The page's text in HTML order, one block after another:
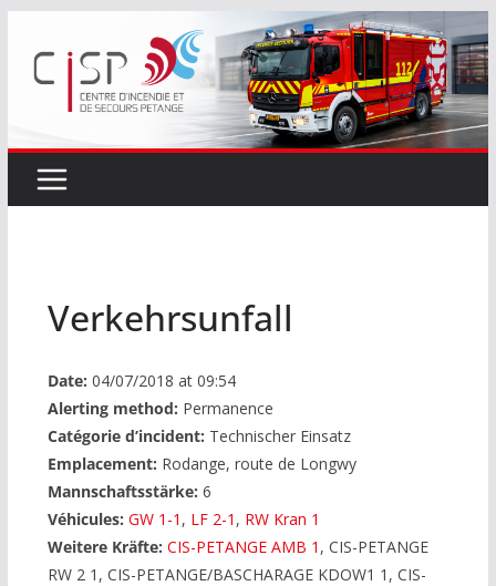
contenu
Verkehrsunfall
Date: 04/07/2018 at 09:54
Alerting method: Permanence
Catégorie d’incident: Technischer Einsatz
Emplacement: Rodange, route de Longwy
Mannschaftsstärke: 6
Véhicules: GW 1-1 , LF 2-1 , RW Kran 1
Weitere Kräfte: CIS-PETANGE AMB 1 , CIS-PETANGE
RW 2 1, CIS-PETANGE/BASCHARAGE KDOW1 1, CIS-